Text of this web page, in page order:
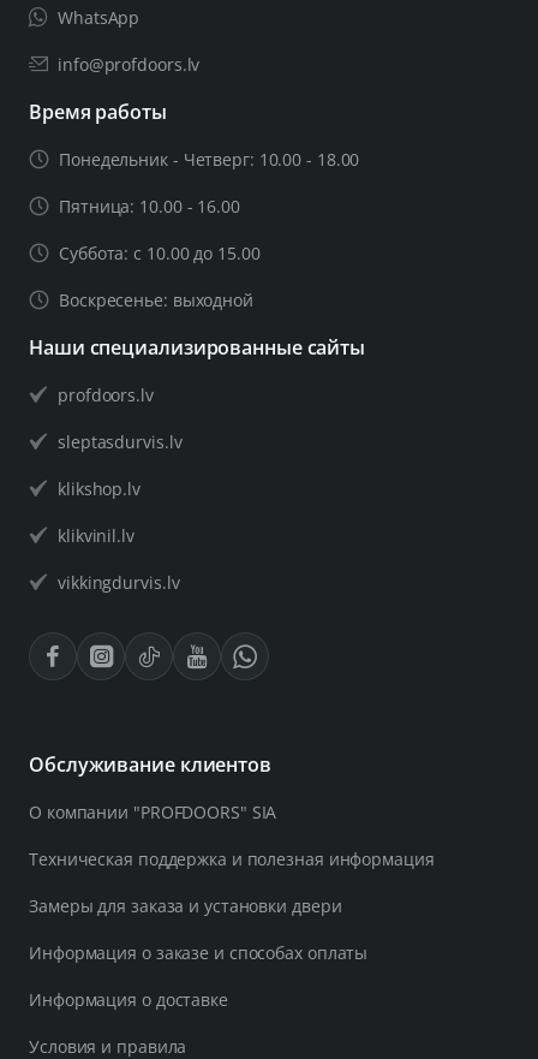
WhatsApp
info@profdoors.lv
Время работы
Понедельник - Четверг: 10.00 - 18.00
Пятница: 10.00 - 16.00
Суббота: с 10.00 до 15.00
Воскресенье: выходной
Наши специализированные сайты
profdoors.lv
sleptasdurvis.lv
klikshop.lv
klikvinil.lv
vikkingdurvis.lv
Обслуживание клиентов
О компании "PROFDOORS" SIA
Техническая поддержка и полезная информация
Замеры для заказа и установки двери
Информация о заказе и способах оплаты
Информация о доставке
Условия и правила